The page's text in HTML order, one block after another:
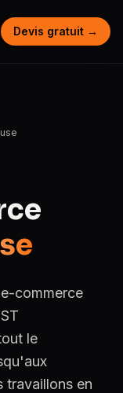
Devis gratuit →
commerce
le
travaillons en